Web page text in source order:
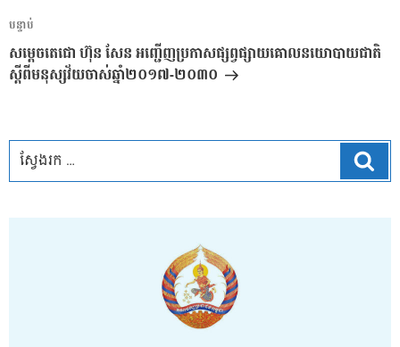
អត្ថបទ
បន្ទាប់
បន្ទាប់
សម្តេចតេជោ ហ៊ុន សែន អញ្ជើញប្រកាសផ្សព្វផ្សាយគោលនយោបាយជាតិ
ស្តីពីមនុស្សវ័យចាស់ឆ្នាំ២០១៧-២០៣០